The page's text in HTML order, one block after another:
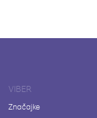
VIBER
Značajke